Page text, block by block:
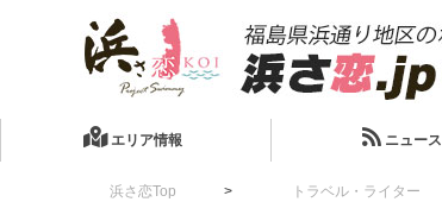
エリア情報 ニュース
浜さ恋Top トラベル・ライター